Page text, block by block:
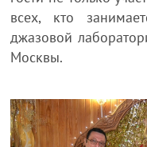
всех, кто
джазовой
Москвы.